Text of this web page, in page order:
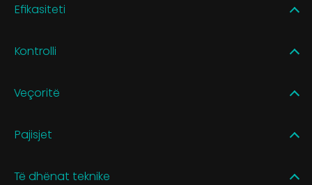
Efikasiteti
Kontrolli
Veçoritë
Pajisjet
Të dhënat teknike